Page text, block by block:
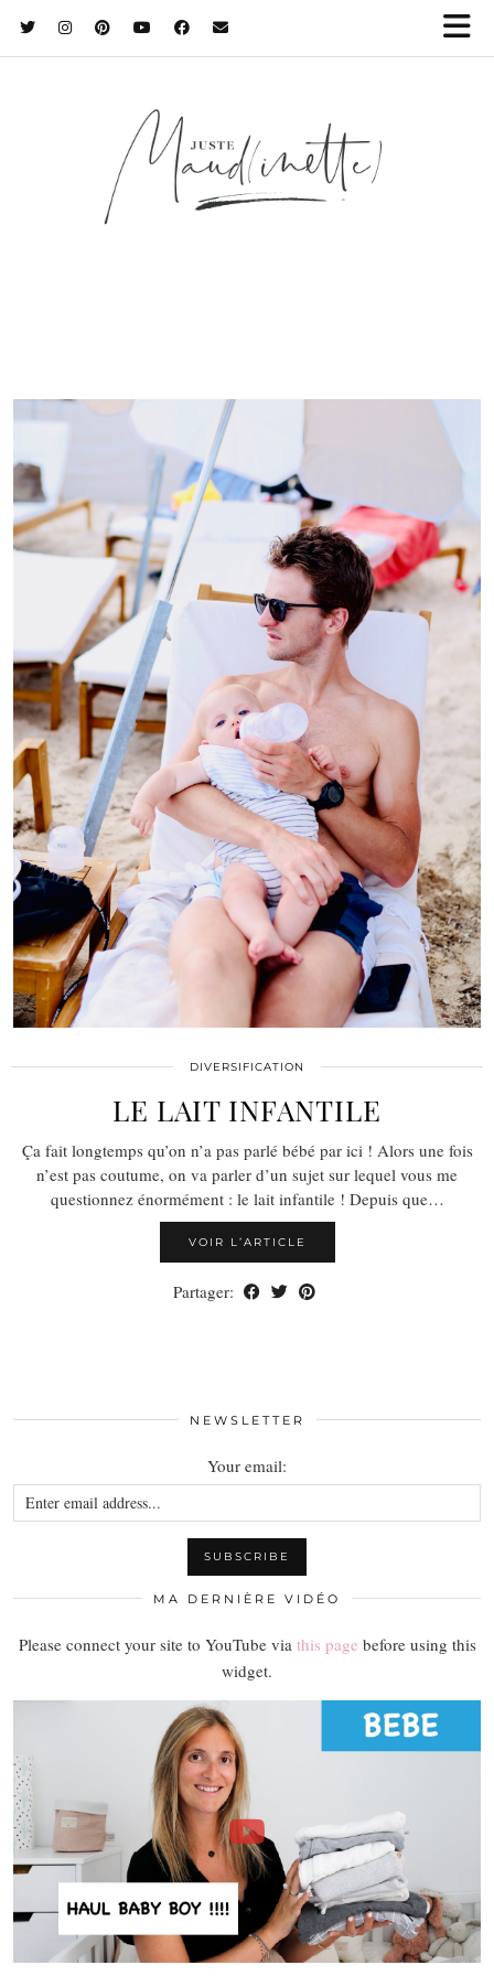
DIVERSIFICATION
LE LAIT INFANTILE
Ça fait longtemps qu’on n’a pas parlé bébé par ici ! Alors une fois
n’est pas coutume, on va parler d’un sujet sur lequel vous me
questionnez énormément : le lait infantile ! Depuis que…
VOIR L’ARTICLE
Partager:
NEWSLETTER
Your email:
MA DERNIÈRE VIDÉO
Please connect your site to YouTube via this page before using this
widget.